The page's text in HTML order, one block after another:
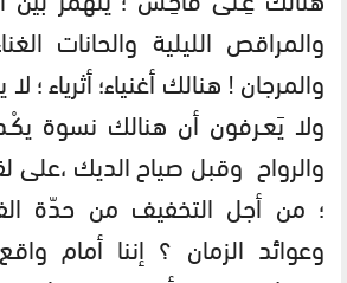
والمراقص الليلية والحانات
والمرجان ! هنالك أغنياء؛ أثرياء ؛
ولا يَعـرفون أن هنالك نسوة
والرواح وقبل صياح الديك
؛ من أجل التخفيف من حدّة
وعوائد الزمان ؟ إننا أمام